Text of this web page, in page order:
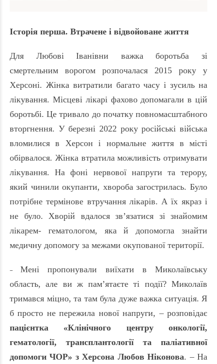
Історія перша. Втрачене і відвойоване життя
Для Любові Іванівни важка боротьба зі
смертельним ворогом розпочалася 2015 року у
Херсоні. Жінка витратили багато часу і зусиль на
лікування. Місцеві лікарі фахово допомагали в цій
боротьбі. Це тривало до початку повномасштабного
вторгнення. У березні 2022 року російські війська
вломилися в Херсон і нормальне життя в місті
обірвалося. Жінка втратила можливість отримувати
лікування. На фоні нервової напруги та терору,
який чинили окупанти, хвороба загострилась. Було
потрібне термінове втручання лікарів. А їх якраз і
не було. Хворій вдалося зв’язатися зі знайомим
лікарем- гематологом, яка й допомогла знайти
медичну допомогу за межами окупованої території.
–Мені пропонували виїхати в Миколаївську
область, але ви ж пам’ятаєте ті події? Миколаїв
тримався міцно, та там була дуже важка ситуація. Я
б просто не пережила нової напруги, – розповідає
пацієнтка «Клінічного центру онкології,
гематології, трансплантології та паліативної
допомоги ЧОР» з Херсона Любов Ніконова. – На